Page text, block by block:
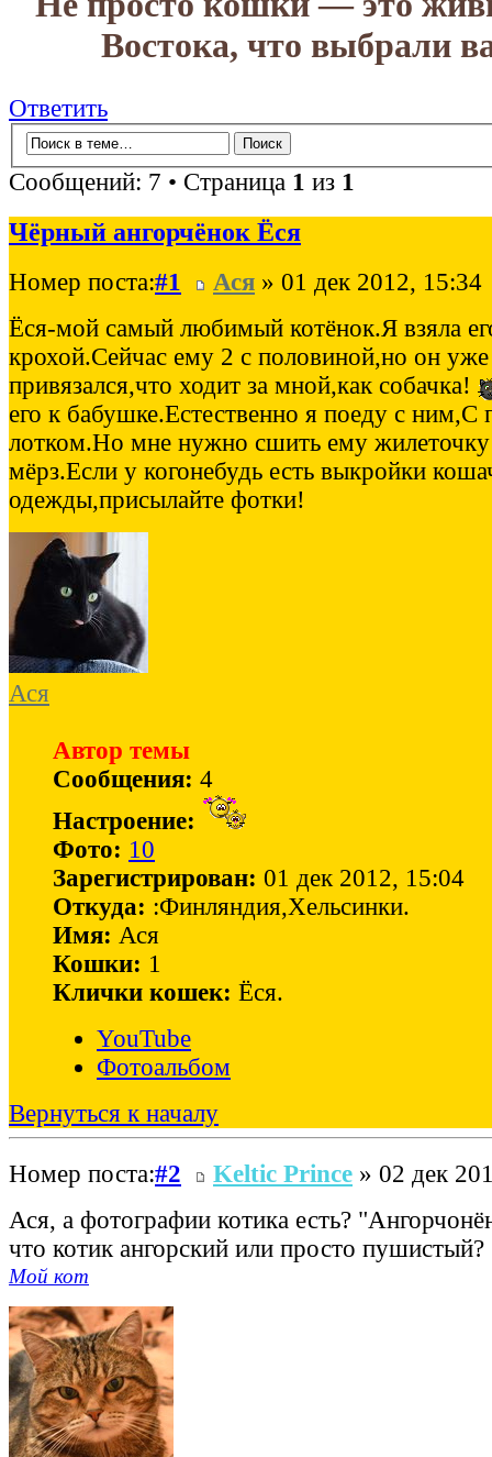
Востока, что выбрали
Ответить
Сообщений: 7 • Страница 1 из 1
Чёрный ангорчёнок Ёся
Номер поста:#1 Ася » 01 дек 2012, 15:34
Ёся-мой самый любимый котёнок.Я взяла
крохой.Сейчас ему 2 с половиной,но он уже
привязался,что ходит за мной,как собачка!
его к бабушке.Естественно я поеду с ним,С
лотком.Но мне нужно сшить ему
мёрз.Если у когонебудь есть выкройки
одежды,присылайте фотки!
Ася
Автор темы
Сообщения: 4
Настроение:
Фото: 10
Зарегистрирован: 01 дек 2012, 15:04
Откуда: :Финляндия,Хельсинки.
Имя: Ася
Кошки: 1
Клички кошек: Ёся.
YouTube
Фотоальбом
Вернуться к началу
Номер поста:#2 Keltic Prince » 02 дек
Ася, а фотографии котика есть?
что котик ангорский или просто пушистый?
Мой кот